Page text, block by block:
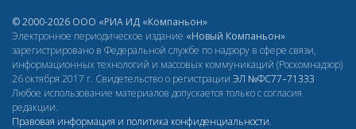
© 2000-2026 ООО «РИА ИД «Компаньон»
Электронное периодическое издание «Новый Компаньон»
зарегистрировано в Федеральной службе по надзору в сфере связи,
информационных технологий и массовых коммуникаций (Роскомнадзор)
26 октября 2017 г. Свидетельство о регистрации ЭЛ №ФС77–71333
Любое использование материалов допускается только с согласия
редакции.
Правовая информация и политика конфиденциальности.